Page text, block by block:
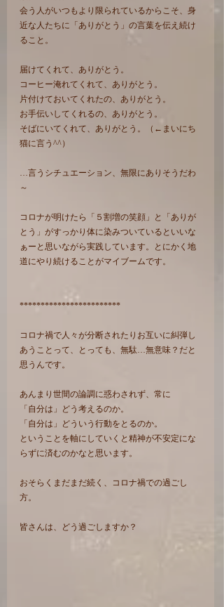
会う人がいつもより限られているからこそ、身
近な人たちに「ありがとう」の言葉を伝え続け
ること。
届けてくれて、ありがとう。
コーヒー淹れてくれて、ありがとう。
片付けておいてくれたの、ありがとう。
お手伝いしてくれるの、ありがとう。
そばにいてくれて、ありがとう。（←まいにち
猫に言う^^）
…言うシチュエーション、無限にありそうだわ
～
コロナが明けたら「５割増の笑顔」と「ありが
とう」がすっかり体に染みついているといいな
ぁーと思いながら実践しています。とにかく地
道にやり続けることがマイブームです。
************************
コロナ禍で人々が分断されたりお互いに糾弾し
あうことって、とっても、無駄…無意味？だと
思うんです。
あんまり世間の論調に惑わされず、常に
「自分は」どう考えるのか。
「自分は」どういう行動をとるのか。
ということを軸にしていくと精神が不安定にな
らずに済むのかなと思います。
おそらくまだまだ続く、コロナ禍での過ごし
方。
皆さんは、どう過ごしますか？